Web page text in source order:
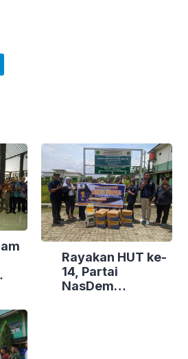
Rayakan HUT ke-
14, Partai
NasDem